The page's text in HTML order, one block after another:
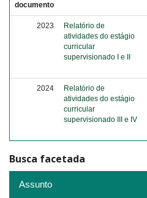
documento
2023
Relatório de
atividades do estágio
curricular
supervisionado I e II
2024
Relatório de
atividades do estágio
curricular
supervisionado III e IV
Busca facetada
Assunto